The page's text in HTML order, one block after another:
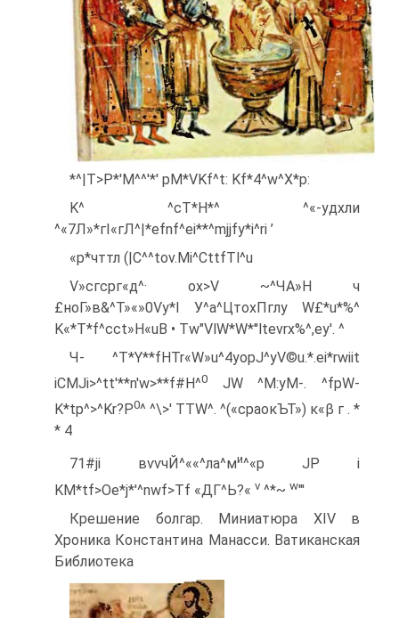
*^|T>P*'M^^'*' pM*VKf^t: Kf*4^w^X*p:
K^ ^cT*H*^ ^«-удхли
^«7Л»*гІ«гЛ^|*efnf^ei**^mjjfy*i^ri ’
«р*чттл (|C^^tov.Mi^CttfTl^u
Ѵ»сгсрг«д^· ox>V ~^ЧА»Н ч
£ноГ»в&^Т»«»0Ѵу*І У^а^ЦтохПглу W£*u*%^
K«*T*f^cct»H«uB • Tw"VlW*W*''ltevrx%^,ey'. ^
Ч- ^T*Y**fHTr«W»u^4yopJ^yV©u.*.ei*rwiit
iCMJi>^tt'**n'w>**f#H^0
JW ^M:yM-. ^fpW-
K*tp^>^Kr?P0^ ^\>' TTW^. ^(«сраокЪТ») κ«β г . *
* 4
71#ji вѵѵчЙ^««^ла^ми^«р JP і
KM*tf>Oe*j*'^nwf>Tf «ДГ^Ь?« v ^*~ w"'
Крешение болгар. Миниатюра XIV в
Хроника Константина Манасси. Ватиканская
Библиотека